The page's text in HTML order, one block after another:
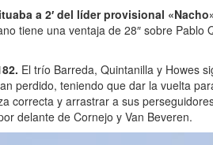
a 2′ del líder provisional
tiene una ventaja de 28″ sobre
El trío Barreda, Quintanilla y Howes
perdido, teniendo que dar la vuelta
correcta y arrastrar a sus
delante de Cornejo y Van Beveren.